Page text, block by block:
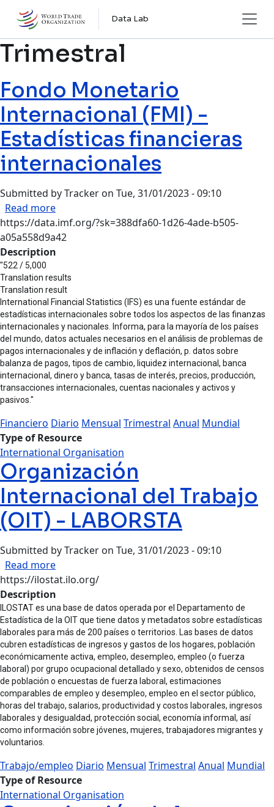
Skip to main content
Data Lab
Trimestral
Fondo Monetario
Internacional (FMI) -
Estadísticas financieras
internacionales
Submitted byTracker on Tue, 31/01/2023 - 09:10
Read moreabout Fondo Monetario Internacional (FMI) -
https://data.imf.org/?sk=388dfa60-1d26-4ade-b505-
a05a558d9a42
Description
"522 / 5,000
Translation results
Translation result
International Financial Statistics (IFS) es una fuente estándar de
estadísticas internacionales sobre todos los aspectos de las finanzas
internacionales y nacionales. Informa, para la mayoría de los países
del mundo, datos actuales necesarios en el análisis de problemas de
pagos internacionales y de inflación y deflación, p. datos sobre
balanza de pagos, tipos de cambio, liquidez internacional, banca
internacional, dinero y banca, tasas de interés, precios, producción,
transacciones internacionales, cuentas nacionales y activos y
pasivos."
Financiero Diario Mensual Trimestral Anual Mundial
Type of Resource
International Organisation
Organización
Internacional del Trabajo
(OIT) - LABORSTA
Submitted byTracker on Tue, 31/01/2023 - 09:10
Read moreabout Organización Internacional del Trabajo
https://ilostat.ilo.org/
Description
ILOSTAT es una base de datos operada por el Departamento de
Estadística de la OIT que tiene datos y metadatos sobre estadísticas
laborales para más de 200 países o territorios. Las bases de datos
cubren estadísticas de ingresos y gastos de los hogares, población
económicamente activa, empleo, desempleo, empleo (o fuerza
laboral) por grupo ocupacional detallado y sexo, obtenidos de censos
de población o encuestas de fuerza laboral, estimaciones
comparables de empleo y desempleo, empleo en el sector público,
horas del trabajo, salarios, productividad y costos laborales, ingresos
laborales y desigualdad, protección social, economía informal, así
como información sobre jóvenes, mujeres, trabajadores migrantes y
voluntarios.
Trabajo/empleo Diario Mensual Trimestral Anual Mundial
Type of Resource
International Organisation